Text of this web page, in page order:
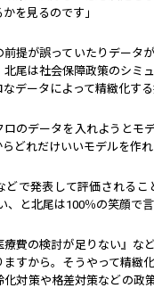
を見るのです」
提が誤っていたりデータ
尾は社会保障政策のシミ
データによって精緻化する
ロのデータを入れようとモ
どれだけいいモデルを作れ
どで発表して評価されるこ
、と北尾は100％の笑顔で言
療費の検討が足りない』な
すから。そうやって精緻
化対策や格差対策などの政